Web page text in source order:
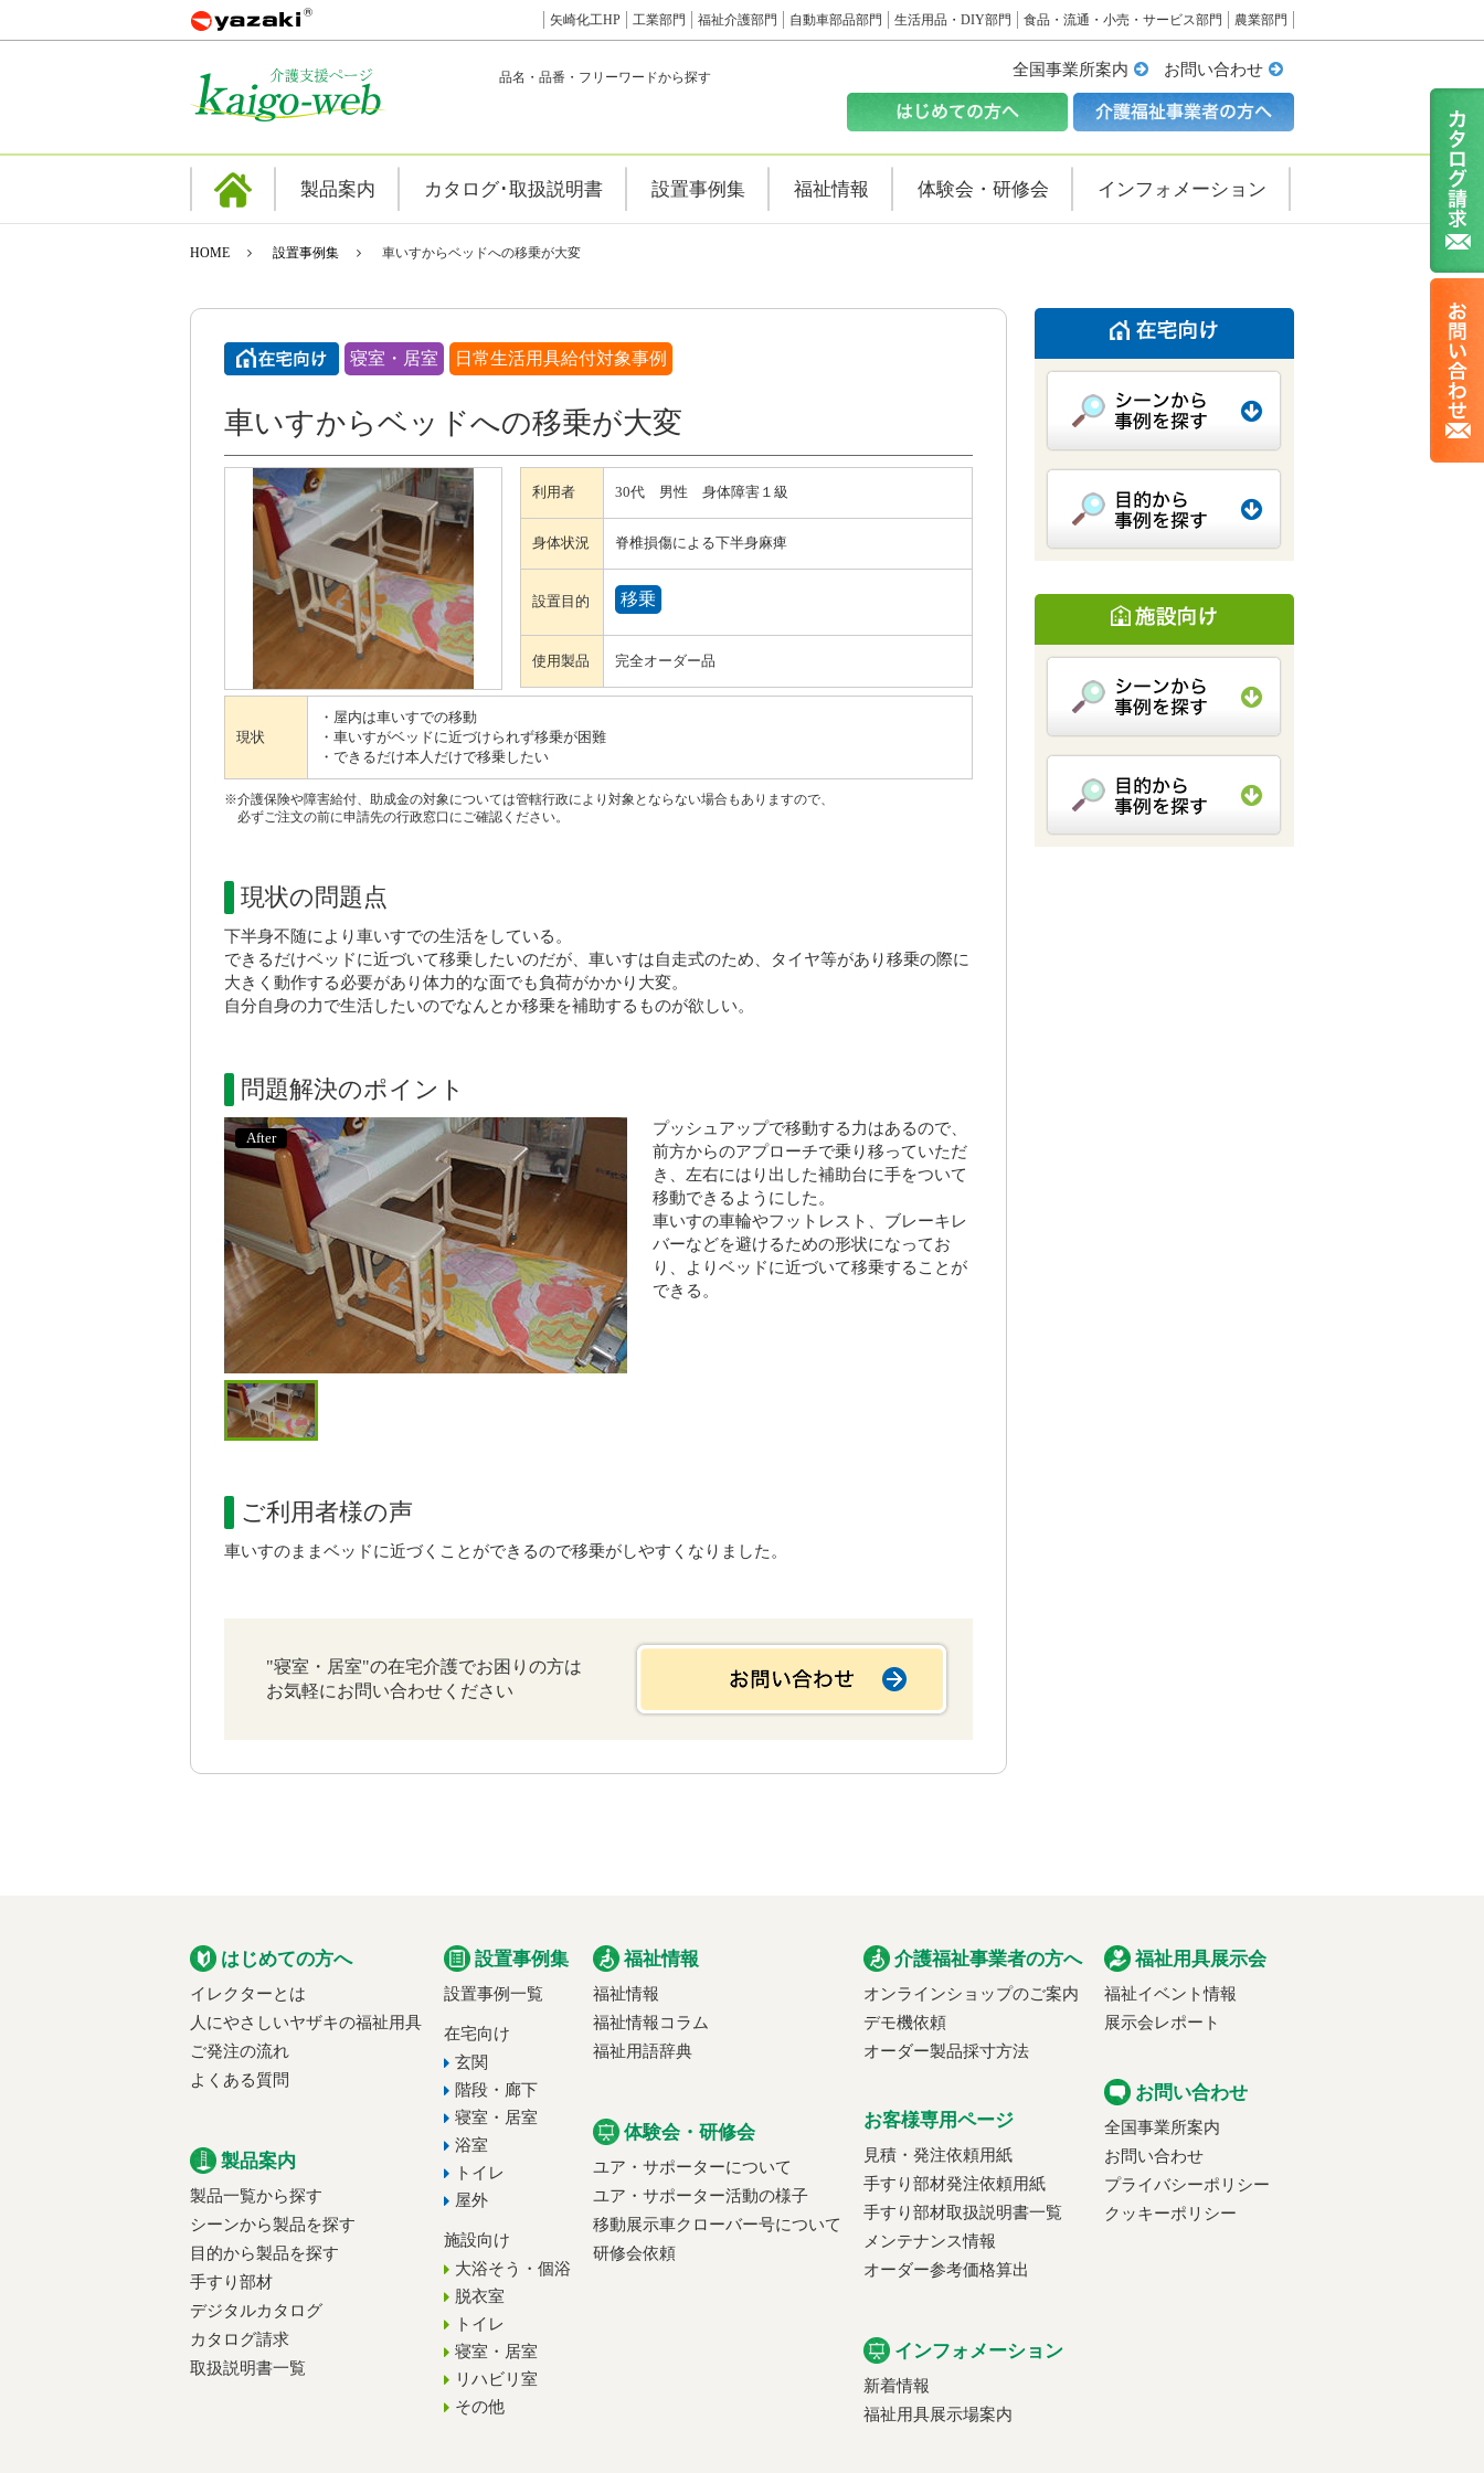
矢崎化工HP 工業部門 福祉介護部門 自動車部品部門 生活用品・DIY部門 食品・流通・小売・サービス部門 農業部門
品名・品番・フリーワードから探す 全国事業所案内 お問い合わせ
製品案内 カタログ･取扱説明書 設置事例集 福祉情報 体験会・研修会 インフォメーション
HOME 設置事例集 車いすからベッドへの移乗が大変
寝室・居室 日常生活用具給付対象事例
車いすからベッドへの移乗が大変
利用者 30代 男性 身体障害１級
身体状況 脊椎損傷による下半身麻痺
設置目的 移乗
使用製品 完全オーダー品
現状
・屋内は車いすでの移動
・車いすがベッドに近づけられず移乗が困難
・できるだけ本人だけで移乗したい
※介護保険や障害給付、助成金の対象については管轄行政により対象とならない場合もありますので、
必ずご注文の前に申請先の行政窓口にご確認ください。
現状の問題点
下半身不随により車いすでの生活をしている。
できるだけベッドに近づいて移乗したいのだが、車いすは自走式のため、タイヤ等があり移乗の際に
大きく動作する必要があり体力的な面でも負荷がかかり大変。
自分自身の力で生活したいのでなんとか移乗を補助するものが欲しい。
問題解決のポイント
After
プッシュアップで移動する力はあるので、
前方からのアプローチで乗り移っていただ
き、左右にはり出した補助台に手をついて
移動できるようにした。
車いすの車輪やフットレスト、ブレーキレ
バーなどを避けるための形状になってお
り、よりベッドに近づいて移乗することが
できる。
ご利用者様の声
車いすのままベッドに近づくことができるので移乗がしやすくなりました。
"寝室・居室"の在宅介護でお困りの方は
お気軽にお問い合わせください
はじめての方へ
イレクターとは
人にやさしいヤザキの福祉用具
ご発注の流れ
よくある質問
製品案内
製品一覧から探す
シーンから製品を探す
目的から製品を探す
手すり部材
デジタルカタログ
カタログ請求
取扱説明書一覧
設置事例集
設置事例一覧
在宅向け
玄関
階段・廊下
寝室・居室
浴室
トイレ
屋外
施設向け
大浴そう・個浴
脱衣室
トイレ
寝室・居室
リハビリ室
その他
福祉情報
福祉情報
福祉情報コラム
福祉用語辞典
体験会・研修会
ユア・サポーターについて
ユア・サポーター活動の様子
移動展示車クローバー号について
研修会依頼
介護福祉事業者の方へ
オンラインショップのご案内
デモ機依頼
オーダー製品採寸方法
お客様専用ページ
見積・発注依頼用紙
手すり部材発注依頼用紙
手すり部材取扱説明書一覧
メンテナンス情報
オーダー参考価格算出
インフォメーション
新着情報
福祉用具展示場案内
福祉用具展示会
福祉イベント情報
展示会レポート
お問い合わせ
全国事業所案内
お問い合わせ
プライバシーポリシー
クッキーポリシー